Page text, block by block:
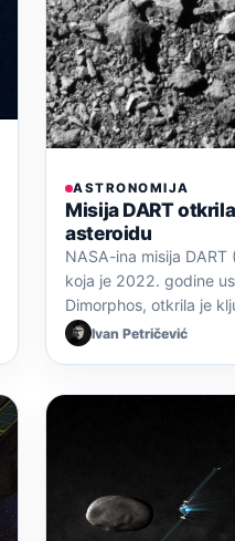
ASTRONOMIJA
Misija DART
asteroidu
NASA-ina misija
koja je 2022. godine
Dimorphos, otkrila je
Ivan Petričević